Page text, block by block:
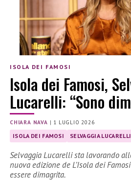
ISOLA DEI FAMOSI
Isola dei Famosi,
Lucarelli: “Sono
CHIARA NAVA | 1 LUGLIO 2026
ISOLA DEI FAMOSI SELVAGGIA LUCARELLI
Selvaggia Lucarelli sta lavorando
nuova edizione de L’Isola dei
essere dimagrita.